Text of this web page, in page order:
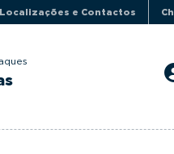
Localizações e Contactos